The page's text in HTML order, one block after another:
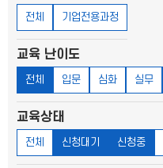
전체 기업전용과정
교육 난이도
전체 입문 심화 실무
교육상태
전체 신청대기 신청중